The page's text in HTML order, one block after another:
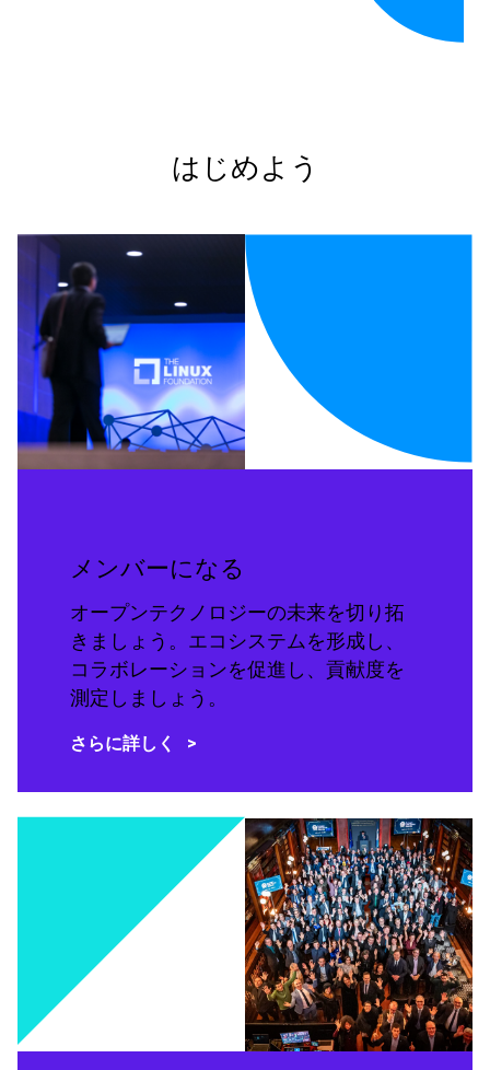
はじめよう
メンバーになる
オープンテクノロジーの未来を切り拓
きましょう。エコシステムを形成し、
コラボレーションを促進し、貢献度を
測定しましょう。
さらに詳しく